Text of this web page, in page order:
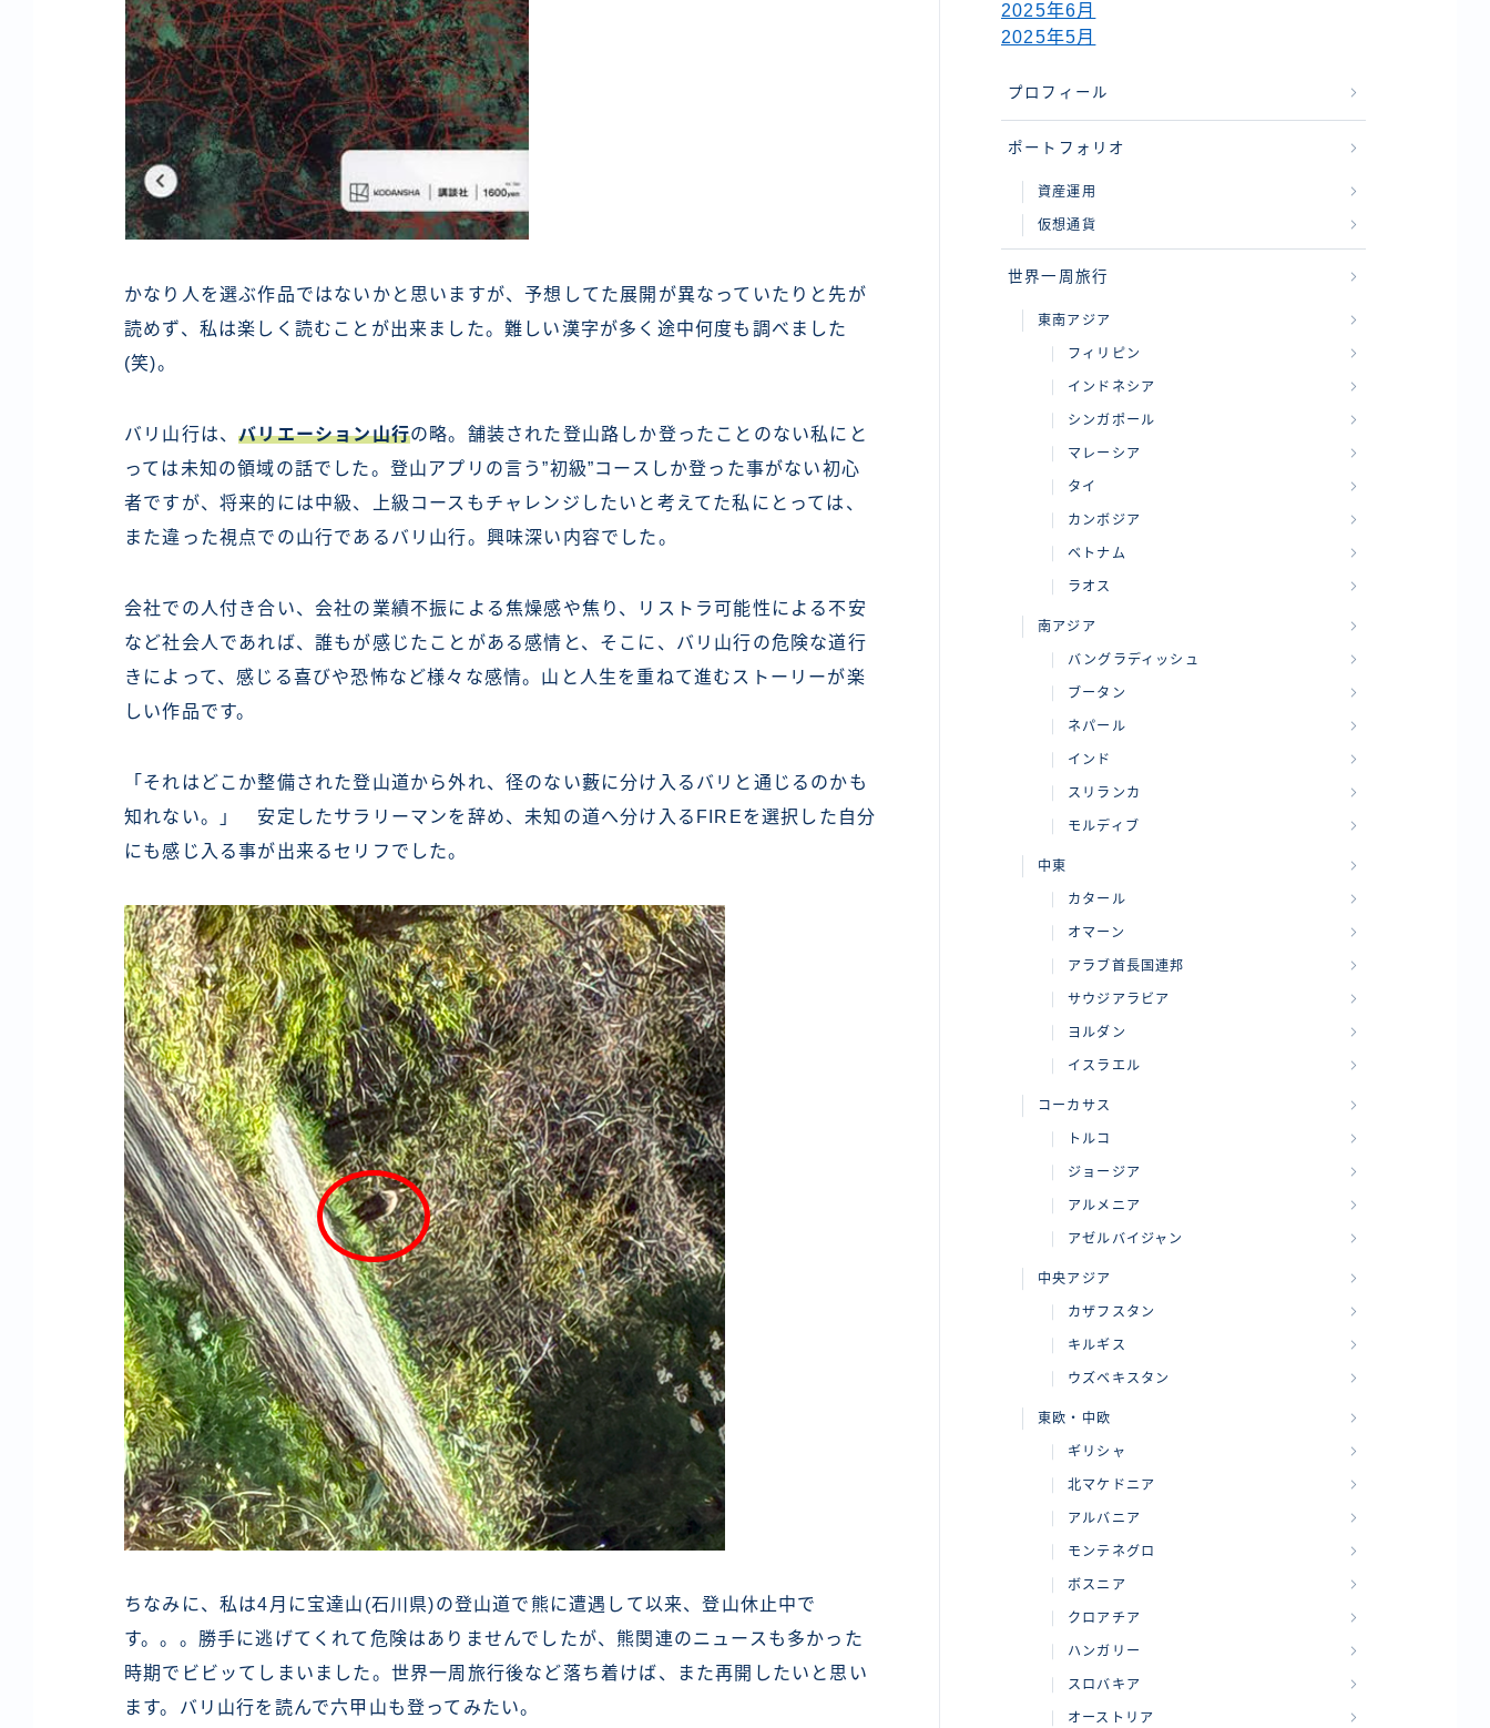
かなり人を選ぶ作品ではないかと思いますが、予想してた展開が異なっていたりと先が
読めず、私は楽しく読むことが出来ました。難しい漢字が多く途中何度も調べました
(笑)。
バリ山行は、バリエーション山行の略。舗装された登山路しか登ったことのない私にと
っては未知の領域の話でした。登山アプリの言う”初級”コースしか登った事がない初心
者ですが、将来的には中級、上級コースもチャレンジしたいと考えてた私にとっては、
また違った視点での山行であるバリ山行。興味深い内容でした。
会社での人付き合い、会社の業績不振による焦燥感や焦り、リストラ可能性による不安
など社会人であれば、誰もが感じたことがある感情と、そこに、バリ山行の危険な道行
きによって、感じる喜びや恐怖など様々な感情。山と人生を重ねて進むストーリーが楽
しい作品です。
「それはどこか整備された登山道から外れ、径のない藪に分け入るバリと通じるのかも
知れない。」 安定したサラリーマンを辞め、未知の道へ分け入るFIREを選択した自分
にも感じ入る事が出来るセリフでした。
ちなみに、私は4月に宝達山(石川県)の登山道で熊に遭遇して以来、登山休止中で
す。。。勝手に逃げてくれて危険はありませんでしたが、熊関連のニュースも多かった
時期でビビッてしまいました。世界一周旅行後など落ち着けば、また再開したいと思い
ます。バリ山行を読んで六甲山も登ってみたい。
2025年6月
2025年5月
プロフィール
ポートフォリオ
資産運用
仮想通貨
世界一周旅行
東南アジア
フィリピン
インドネシア
シンガポール
マレーシア
タイ
カンボジア
ベトナム
ラオス
南アジア
バングラディッシュ
ブータン
ネパール
インド
スリランカ
モルディブ
中東
カタール
オマーン
アラブ首長国連邦
サウジアラビア
ヨルダン
イスラエル
コーカサス
トルコ
ジョージア
アルメニア
アゼルバイジャン
中央アジア
カザフスタン
キルギス
ウズベキスタン
東欧・中欧
ギリシャ
北マケドニア
アルバニア
モンテネグロ
ボスニア
クロアチア
ハンガリー
スロバキア
オーストリア